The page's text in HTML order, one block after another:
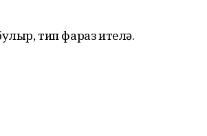
тип фараз ителә.